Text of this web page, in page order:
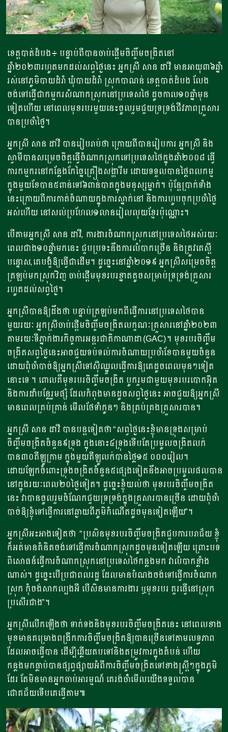
ខេត្តបាត់ដំបង៖ បន្ទាប់ពីបានចាប់ផ្តើមចិញ្ចឹមចង្រិតនៅ
ឆ្នាំ២០២៣រហូតមកដល់សព្វថ្ងៃនេះ អ្នកស្រី សាន ដាវី មានអាយុ៣៦ឆ្នាំ
រស់នៅភូមិបាយដំរាំ ឃុំបាយដំរាំ ស្រុកបាណន់ ខេត្តបាត់ដំបង លែង
ចង់ទៅធ្វើជាកម្មករសំណាកស្រុកនៅប្រទេសថៃ ដូចកាល១០ឆ្នាំមុន
ទៀតហើយ នៅពេលមុខរបរមួយនេះចូលរួមជួយទ្រទ្រង់ជីវភាពគ្រួសារ
បានប្រចាំថ្ងៃ។
អ្នកសី្រ សាន ដាវី បានរៀបរាប់ថា ក្រោយពីបានរៀបការ អ្នកស្រី និង
ស្វាមីបានសម្រេចចិត្តធ្វើចំណាកស្រុកទៅប្រទេសថៃក្នុងឆាំ២០០៨ ធ្វើ
ការកម្មករនៅកន្លែងកែច្នៃគ្រឿងសង្ហារឹម ដោយទទួលបានថ្លៃពលកម្ម
ក្នុងមួយខែបាន៥ពាន់ទៅ៦ពាន់បាតក្នុងមនុស្សម្នាក់។ ប៉ុន្តែប្រាក់ទាំង
នេះក្រោយពីការកាត់ចំណាយក្នុងការស្នាក់នៅ​ និងការហូបចុកប្រចាំថ្ងៃ
អស់ហើយ នៅសល់ប្រហែល១លានរៀលលុយខ្មែរប៉ុណ្ណោះ។
បើតាមអ្នកស្រី សាន ដាវី, ការងារចំណាកស្រុកនៅប្រទេសថៃអស់រយៈ
ពេលជាង១០ឆ្នាំមកនេះ ជួបប្រទះនឹងការលំបាកច្រើន និងត្រូវគេស្តី
បន្ទោស,គេបង្ខំឱ្យធ្វើជាដើម។ ដូច្នេះនៅឆ្នាំ២០១៩ អ្នកស្រីសម្រេចចិត្ត
ត្រឡប់មកស្រុកវិញ ចាប់ផ្តើមមុខរបរខ្នាតតូចសម្រាប់ទ្រទ្រង់គ្រួសារ
រហូតដល់សព្វថ្ងៃ។
អ្នកស្រីបានឱ្យដឹងថា បន្ទាប់ត្រឡប់មកពីធ្វើការនៅប្រទេសថៃបាន
មួយរយៈ អ្នកស្រីចាប់ផ្តើមចិញ្ចឹមចង្រិតលក្ខណៈគ្រួសារនៅឆ្នាំ២០២៣
តាមរយៈទីភ្នាក់ងារកិច្ចការអន្តរជាតិកាណាដា (GAC)។ មុខរបរចិញ្ចឹម
ចង្រិតសព្វថ្ងៃនេះអាចជួយទប់ទល់ការចំណាយប្រចាំខែបានមួយចំនួន
ដោយពុំចាំបាច់ឱ្យអ្នកស្រីទៅស៊ីឈ្នួលធ្វើការឱ្យគេដូចពេលមុនៗទៀត
នោះទេ ។ ពោលគឺមុខរបរចិញ្ចឹមចង្រិត បូករួមជាមួយមុខរបរបោកអ៊ុត
និងការដាំបន្លែរួមផ្សំ ដែលកំពុងមានដូចសព្វថ្ងៃនេះ អាចជួយឱ្យអ្នកស្រី
មានពេលគ្រប់គ្រាន់ មើលថែទាំកូនៗ និងគ្រប់គ្រងគ្រួសារបាន។
អ្នកស្រី សាន ដាវី បានបន្តទៀតថា “សព្វថ្ងៃនេះខ្ញុំមានទ្រុងសម្រាប់
ចិញ្ចឹមចង្រិតចំនួន៩ទ្រុង ក្នុងនោះ៤ទ្រុងទើបតែប្រមូលចង្រិតលក់
បាន៣០គីឡូក្រាម ក្នុងមួយគីឡូលក់បានថ្លៃ១៥ ០០០រៀល។
ដោយឡែកចំពោះទ្រុងចង្រិតចំនួន៥ផ្សេងទៀតនឹងអាចប្រមូលផលបាន
នៅក្នុងរយៈពេល២០ថ្ងៃទៀត។ ដូច្នេះខ្ញុំយល់ថា មុខរបរចិញ្ចឹមចង្រិត
នេះ វាបានចូលរួមចំណែកជួយទ្រទ្រង់ក្នុងគ្រួសារបានច្រើន ដោយពុំចាំ
បាច់ឱ្យខ្ញុំទៅធ្វើការនៅឆ្ងាយពីភូមិកំណើតដូចមុនទៀតឡើយ”។
អ្នកស្រីអះអាងទៀតថា “ប្រសិនមុខរបរចិញ្ចឹមចង្រិតជួបការបរាជ័យ ខ្ញុំ
ក៏អត់មានគំនិតចង់ទៅធ្វើការចំណាកស្រុកដូចមុនទៀតឡើយ ព្រោះបទ
ពិសោធន៍ធ្វើការចំណាកស្រុកនៅប្រទេសថៃកន្លងមក វាលំបាកខ្លាំង
ណាស់។ ដូច្នេះបើប្រជាពលរដ្ឋ ដែលមានបំណងចង់ទៅធ្វើការចំណាក
ស្រុក កុំចង់សាកល្បងអី បើសិនមានការងារ ឬមុខរបរ គួរធ្វើនៅស្រុក
ប្រសើរជាង”។
អ្នកស្រីលើកឡើងថា ទាក់ទងនិងមុខរបរចិញ្ចឹមចង្រិតនេះ នៅពេលខាង
មុខមានគម្រោងពង្រីកការចិញ្ចឹមចង្រិតឱ្យបានច្រើនទៅតាមលទ្ធភាព
ដែលអាចធ្វើបាន ដើម្បីឆ្លើយតបទៅនិងតម្រូវការក្នុងតំបន់ ហើយ
កន្លងមកធ្លាប់បានផ្សព្វផ្សាយអំពីការចិញ្ចឹមចង្រិតទៅខាងស្ត្រីៗក្នុងភូមិ
ដែរ តែមិនមានអ្នកចាប់អារម្មណ៍ គេរង់ចំាំមើលយើងទទួលបាន
ជោគជ័យទើបគេធ្វើតាម៕